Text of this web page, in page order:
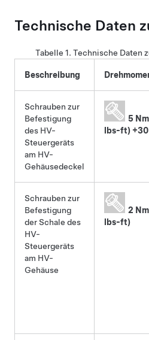
Technische Daten
Tabelle 1. Technische Daten
Beschreibung
Schrauben zur
Befestigung
des HV-
Steuergeräts
am HV-
Gehäusedeckel
5
lbs-ft)
Schrauben zur
Befestigung
der Schale des
HV-
Steuergeräts
am HV-
Gehäuse
2
lbs-ft)